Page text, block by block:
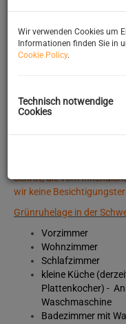
Beschreibung
Es können nur
Kontaktabgaben
Schritt, die vom
wir keine
Grünruhelage in der
Vorzimmer
Wohnzimmer
Schlafzimmer
kleine Küche
Plattenkocher) -
Waschmaschine
Badezimmer mit
Wir verwenden Cookies um
Informationen finden Sie in
Cookie Policy.
Technisch notwendige
Cookies